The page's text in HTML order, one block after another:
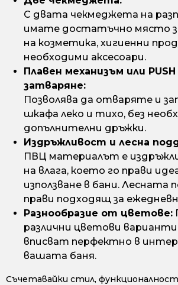
С двата чекмеджета на
имате достатъчно място
на козметика, хигиенни
необходими аксесоари.
Плавен механизъм или
затваряне:
Позволява да отваряте и
шкафа леко и тихо, без
допълнителни дръжки.
Издръжливост и лесна
ПВЦ материалът е
на влага, което го прави
използване в бани. Лесната
прави подходящ за
Разнообразие от цветове:
различни цветови
вписват перфектно в
вашата баня.
Съчетавайки стил,